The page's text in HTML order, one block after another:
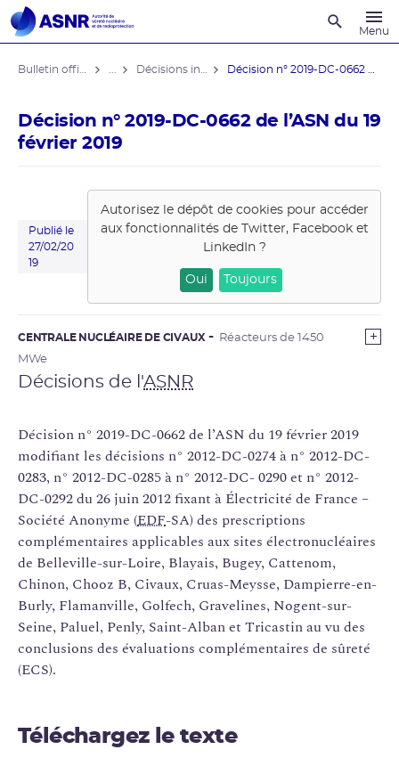
Menu
Décision n° 2019-DC-0662 de l’ASN du 19
février 2019
Publié le
27/02/20
19
Autorisez le dépôt de cookies pour accéder
aux fonctionnalités de Twitter, Facebook et
LinkedIn?
Oui Toujours
CENTRALE NUCLÉAIRE DE CIVAUX
Réacteurs de 1450
MWe
Décisions de l'ASNR
Décision n° 2019-DC-0662 de l’ASN du 19 février 2019
modifiant les décisions n° 2012-DC-0274 à n° 2012-DC-
0283, n° 2012-DC-0285 à n° 2012-DC- 0290 et n° 2012-
DC-0292 du 26 juin 2012 fixant à Électricité de France –
Société Anonyme (EDF-SA) des prescriptions
complémentaires applicables aux sites électronucléaires
de Belleville-sur-Loire, Blayais, Bugey, Cattenom,
Chinon, Chooz B, Civaux, Cruas-Meysse, Dampierre-en-
Burly, Flamanville, Golfech, Gravelines, Nogent-sur-
Seine, Paluel, Penly, Saint-Alban et Tricastin au vu des
conclusions des évaluations complémentaires de sûreté
(ECS).
Téléchargez le texte